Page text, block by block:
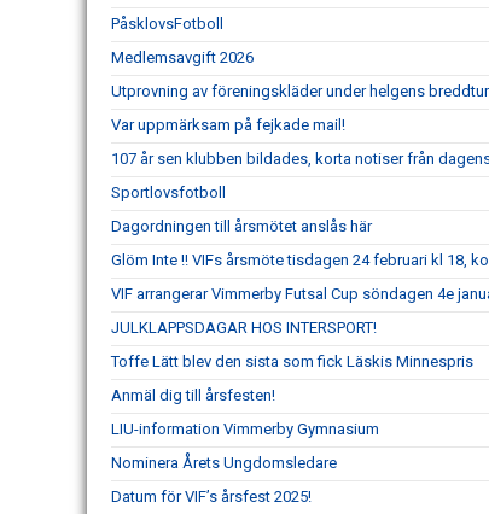
PåsklovsFotboll
Medlemsavgift 2026
Utprovning av föreningskläder under helgens
Var uppmärksam på fejkade mail!
107 år sen klubben bildades, korta notiser från
Sportlovsfotboll
Dagordningen till årsmötet anslås här
Glöm Inte !! VIFs årsmöte tisdagen 24 februari kl 18,
VIF arrangerar Vimmerby Futsal Cup söndagen 4e
JULKLAPPSDAGAR HOS INTERSPORT!
Toffe Lätt blev den sista som fick Läskis Minnespris
Anmäl dig till årsfesten!
LIU-information Vimmerby Gymnasium
Nominera Årets Ungdomsledare
Datum för VIF’s årsfest 2025!